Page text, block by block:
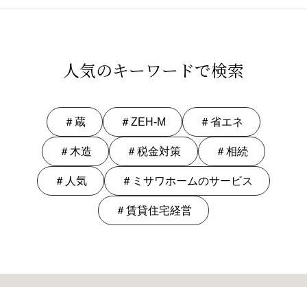
人気のキーワードで検索
＃蔵 ＃ZEH-M ＃省エネ
＃木造 ＃税金対策 ＃相続
＃人気 ＃ミサワホームのサービス
＃賃貸住宅経営